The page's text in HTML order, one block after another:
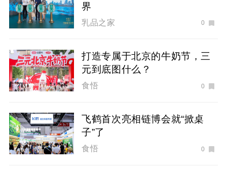
界
乳品之家 0
打造专属于北京的牛奶节，三
元到底图什么？
食悟 0
飞鹤首次亮相链博会就“掀桌
子”了
食悟 0